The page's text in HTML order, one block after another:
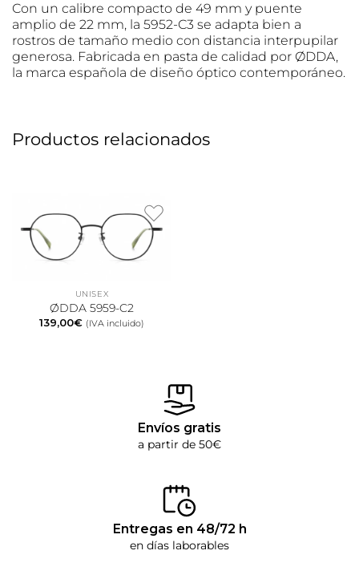
Con un calibre compacto de 49 mm y puente
amplio de 22 mm, la 5952-C3 se adapta bien a
rostros de tamaño medio con distancia interpupilar
generosa. Fabricada en pasta de calidad por ØDDA,
la marca española de diseño óptico contemporáneo.
Productos relacionados
UNISEX
ØDDA 5959-C2
139,00€ (IVA incluido)
Envíos gratis
a partir de 50€
Entregas en 48/72 h
en días laborables